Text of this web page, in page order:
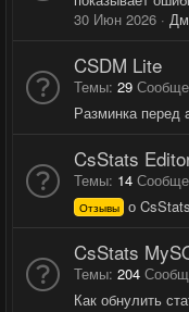
30 Июн 2026
CSDM Lite
Темы 29
Разминка перед
CsStats
Темы 14
Отзывы о
CsStats
Темы 204
Как обнулить